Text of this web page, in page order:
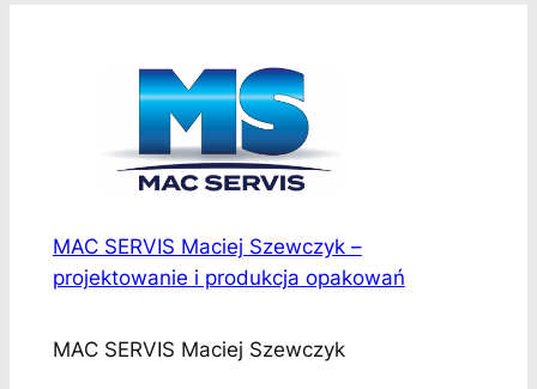
MAC SERVIS Maciej Szewczyk –
projektowanie i produkcja opakowań
MAC SERVIS Maciej Szewczyk